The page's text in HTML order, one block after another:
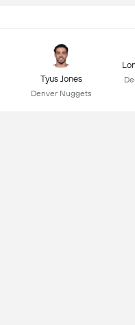
Tyus Jones
Denver Nuggets